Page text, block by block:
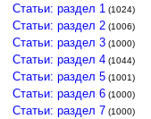
Статьи: раздел 1 (1024)
Статьи: раздел 2 (1006)
Статьи: раздел 3 (1000)
Статьи: раздел 4 (1044)
Статьи: раздел 5 (1001)
Статьи: раздел 6 (1000)
Статьи: раздел 7 (1000)